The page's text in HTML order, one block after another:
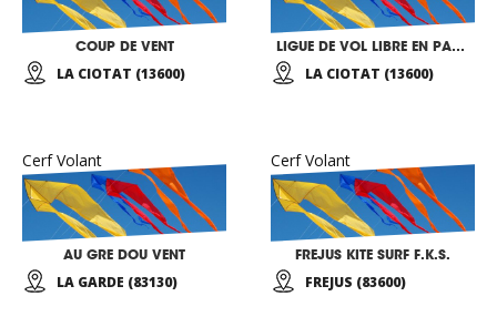
COUP DE VENT
LA CIOTAT (13600)
LIGUE DE VOL LIBRE EN PACA
LA CIOTAT (13600)
Cerf Volant
AU GRE DOU VENT
LA GARDE (83130)
Cerf Volant
FREJUS KITE SURF F.K.S.
FREJUS (83600)